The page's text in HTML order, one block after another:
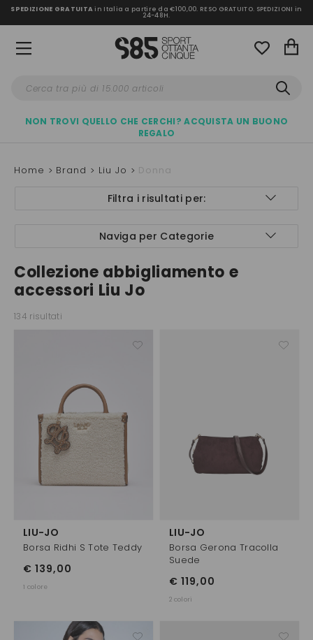
SPEDIZIONE GRATUITAin Italia a partire da €100,00. RESO GRATUITO. SPEDIZIONI in
24-48H.
NON TROVI QUELLO CHE CERCHI? ACQUISTA UN BUONO
REGALO
Home Brand Liu Jo Donna
Collezione abbigliamento e
accessori Liu Jo
Filtra i risultati per:
Naviga per Categorie
134 risultati
LIU-JO
Borsa Ridhi S Tote Teddy
€ 139,00
1 colore
LIU-JO
Borsa Gerona Tracolla
Suede
€ 119,00
2 colori